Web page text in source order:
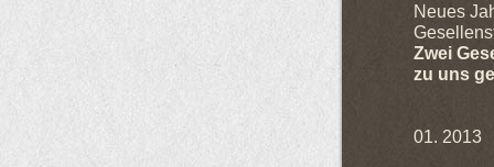
Neues
Zwei
zu uns
01. 2013